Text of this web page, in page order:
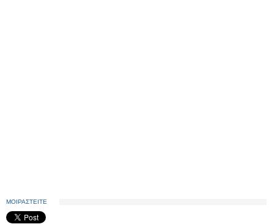
ΜΟΙΡΑΣΤΕΙΤΕ